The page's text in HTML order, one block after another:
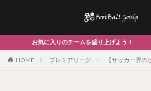
よう！ ニッチな情報取得にも！
HOME プレミアリーグ 【サッカー界